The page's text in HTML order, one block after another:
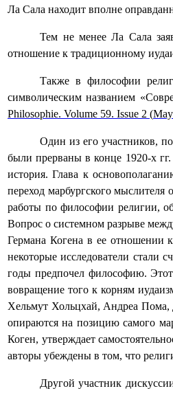
Ла Сала находит вполне
Тем не менее Ла Сала
отношение к традиционному
Также в философии
символическим названием
Philosophie. Volume 59. Issue 2 (May
Один из его участников,
были прерваны в конце 1920-х
история. Глава к
переход марбургского
работы по философии религии,
Вопрос о системном разрыве
Германа Когена в ее отношении
некоторые исследователи стали
годы предпочел философию.
вовращение того к корням
Хельмут Хольцхай, Андреа Пома,
опираются на позицию самого
Коген, утверждает
авторы убеждены в том, что
Другой участник